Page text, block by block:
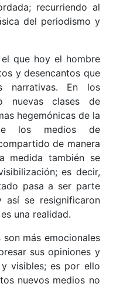
recurriendo al
del periodismo y
que hoy el hombre
y desencantos que
narrativas. En los
nuevas clases de
hegemónicas de la
los medios de
de manera
medida también se
es decir,
pasa a ser parte
se resignificaron
una realidad.
más emocionales
sus opiniones y
visibles; es por ello
nuevos medios no